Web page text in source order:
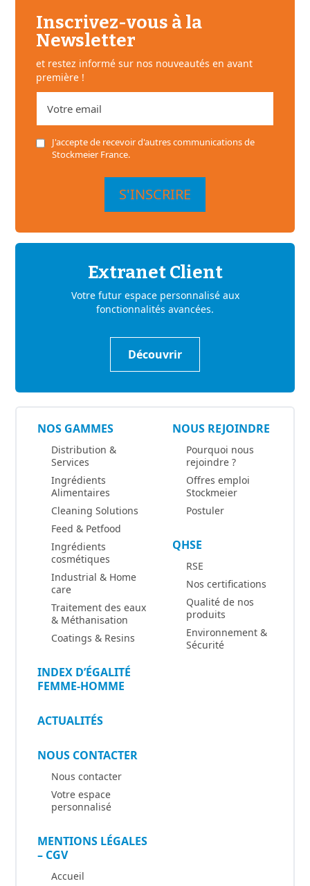
NOS GAMMES
Distribution &
Services
Ingrédients
Alimentaires
Cleaning Solutions
Feed & Petfood
Ingrédients
cosmétiques
Industrial & Home
care
Traitement des eaux
& Méthanisation
Coatings & Resins
INDEX D’ÉGALITÉ
FEMME-HOMME
ACTUALITÉS
NOUS CONTACTER
Nous contacter
Votre espace
personnalisé
MENTIONS LÉGALES
– CGV
Accueil
NOUS REJOINDRE
Pourquoi nous
rejoindre ?
Offres emploi
Stockmeier
Postuler
QHSE
RSE
Nos certifications
Qualité de nos
produits
Environnement &
Sécurité
Inscrivez-vous à la
Newsletter
et restez informé sur nos nouveautés en avant
première !
J'accepte de recevoir d'autres communications de
Stockmeier France.
Extranet Client
Votre futur espace personnalisé aux
fonctionnalités avancées.
Découvrir